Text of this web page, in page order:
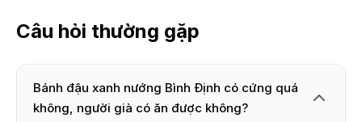
Câu hỏi thường gặp
Bánh đậu xanh nướng Bình Định có cứng quá
không, người già có ăn được không?